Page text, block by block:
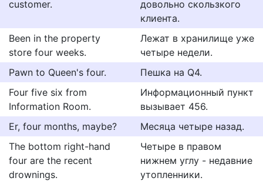
customer.
довольно скользкого
клиента.
Been in the property
store four weeks.
Лежат в хранилище уже
четыре недели.
Pawn to Queen's four.
Пешка на Q4.
Four five six from
Information Room.
Информационный пункт
вызывает 456.
Er, four months, maybe?
Месяца четыре назад.
The bottom right-hand
four are the recent
drownings.
Четыре в правом
нижнем углу - недавние
утопленники.